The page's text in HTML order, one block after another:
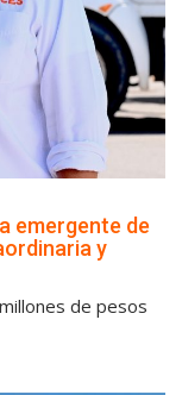
emergente de
y
de pesos